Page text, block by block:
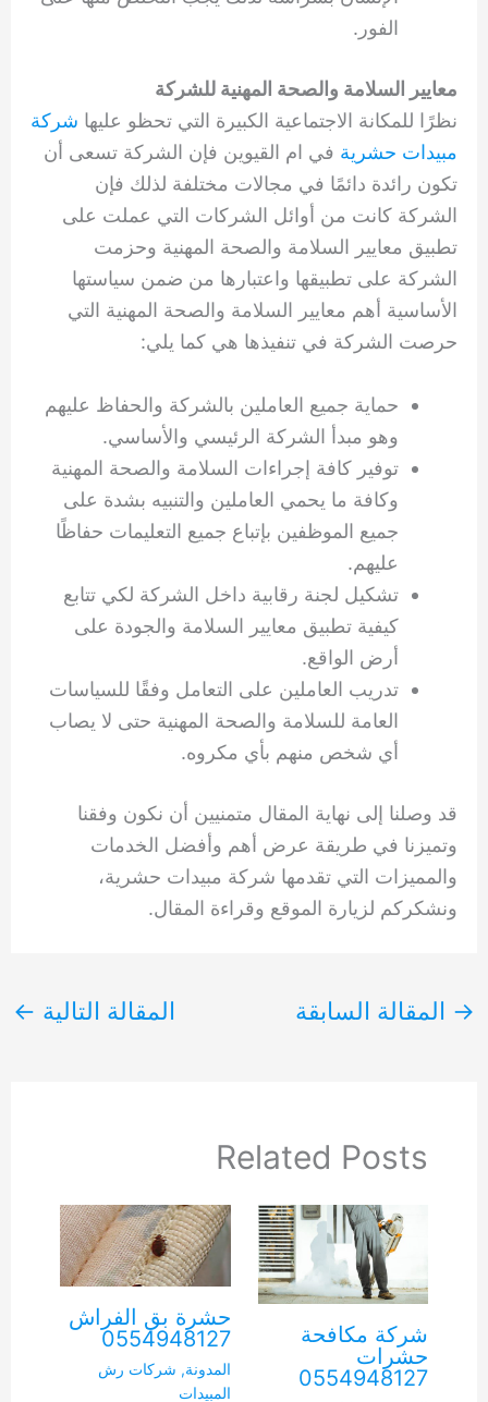
الفور.
معايير السلامة والصحة المهنية للشركة
نظرًا للمكانة الاجتماعية الكبيرة التي تحظو عليها شركة
مبيدات حشرية في ام القيوين فإن الشركة تسعى أن
تكون رائدة دائمًا في مجالات مختلفة لذلك فإن
الشركة كانت من أوائل الشركات التي عملت على
تطبيق معايير السلامة والصحة المهنية وحزمت
الشركة على تطبيقها واعتبارها من ضمن سياستها
الأساسية أهم معايير السلامة والصحة المهنية التي
حرصت الشركة في تنفيذها هي كما يلي:
حماية جميع العاملين بالشركة والحفاظ عليهم
وهو مبدأ الشركة الرئيسي والأساسي.
توفير كافة إجراءات السلامة والصحة المهنية
وكافة ما يحمي العاملين والتنبيه بشدة على
جميع الموظفين بإتباع جميع التعليمات حفاظًا
عليهم.
تشكيل لجنة رقابية داخل الشركة لكي تتابع
كيفية تطبيق معايير السلامة والجودة على
أرض الواقع.
تدريب العاملين على التعامل وفقًا للسياسات
العامة للسلامة والصحة المهنية حتى لا يصاب
أي شخص منهم بأي مكروه.
قد وصلنا إلى نهاية المقال متمنيين أن نكون وفقنا
وتميزنا في طريقة عرض أهم وأفضل الخدمات
والمميزات التي تقدمها شركة مبيدات حشرية،
ونشكركم لزيارة الموقع وقراءة المقال.
→ المقالة السابقة المقالة التالية ←
Related Posts
شركة مكافحة
حشرات
0554948127
حشرة بق الفراش
0554948127
المدونة, شركات رش
المبيدات